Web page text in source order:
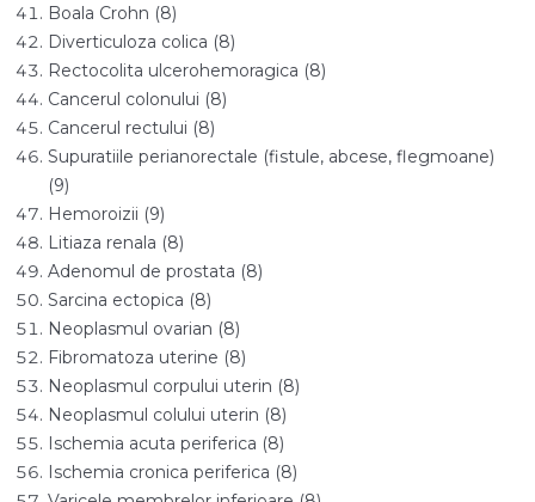
Boala Crohn (8)
Diverticuloza colica (8)
Rectocolita ulcerohemoragica (8)
Cancerul colonului (8)
Cancerul rectului (8)
Supuratiile perianorectale (fistule, abcese, flegmoane)
(9)
Hemoroizii (9)
Litiaza renala (8)
Adenomul de prostata (8)
Sarcina ectopica (8)
Neoplasmul ovarian (8)
Fibromatoza uterine (8)
Neoplasmul corpului uterin (8)
Neoplasmul colului uterin (8)
Ischemia acuta periferica (8)
Ischemia cronica periferica (8)